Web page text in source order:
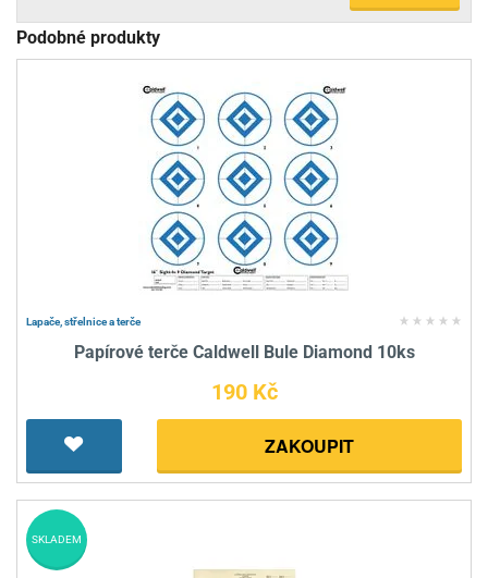
Podobné produkty
Lapače, střelnice a terče
Papírové terče Caldwell Bule Diamond 10ks
190 Kč
ZAKOUPIT
SKLADEM